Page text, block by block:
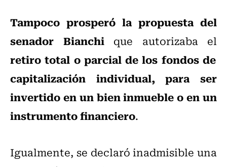
Tampoco prosperó la propuesta del
senador Bianchique autorizaba el
retiro total o parcial de los fondos de
capitalización individual, para ser
invertido en un bien inmueble o en un
instrumento financiero.
Igualmente, se declaró inadmisible una